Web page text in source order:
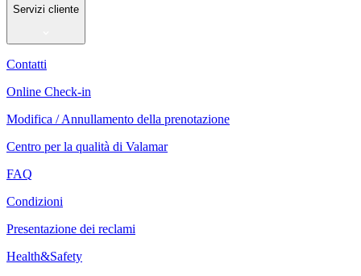
Servizi cliente
Contatti
Online Check-in
Modifica / Annullamento della prenotazione
Centro per la qualità di Valamar
FAQ
Condizioni
Presentazione dei reclami
Health&Safety